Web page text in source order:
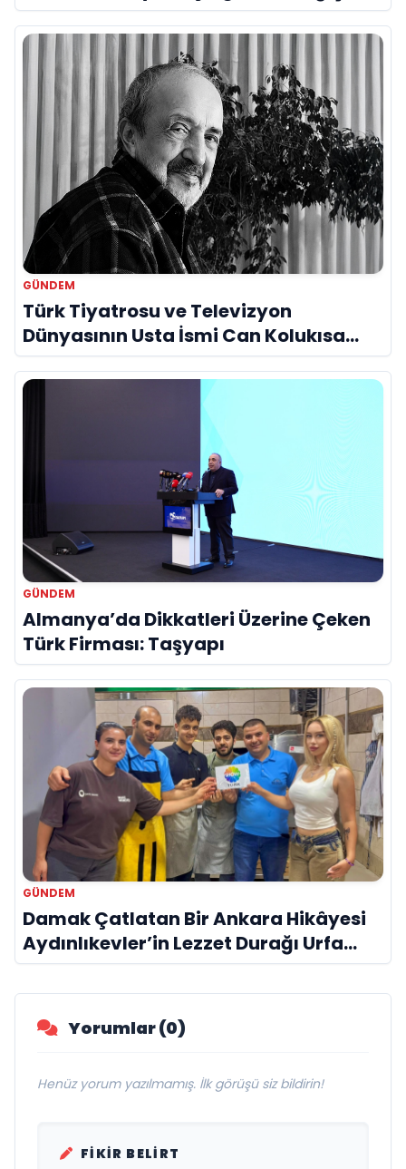
Bir Araya Geldi
GÜNDEM
Türk Tiyatrosu ve Televizyon
Dünyasının Usta İsmi Can Kolukısa
Hayatını Kaybetti
GÜNDEM
Almanya’da Dikkatleri Üzerine Çeken
Türk Firması: Taşyapı
GÜNDEM
Damak Çatlatan Bir Ankara Hikâyesi
Aydınlıkevler’in Lezzet Durağı Urfa
Damak
Yorumlar (0)
Henüz yorum yazılmamış. İlk görüşü siz bildirin!
FIKIR BELIRT